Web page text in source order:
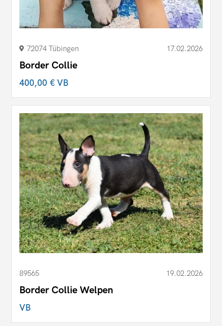
72074 Tübingen 17.02.2026
Border Collie
400,00 €VB
89565 19.02.2026
Border Collie Welpen
VB